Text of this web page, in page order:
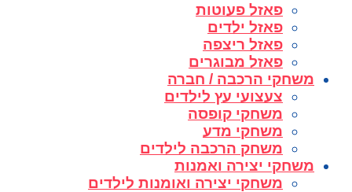
פאזל פעוטות
פאזל ילדים
פאזל ריצפה
פאזל מבוגרים
משחקי הרכבה / חברה
צעצועי עץ לילדים
משחקי קופסה
משחקי מדע
משחק הרכבה לילדים
משחקי יצירה ואמנות
משחקי יצירה ואומנות לילדים